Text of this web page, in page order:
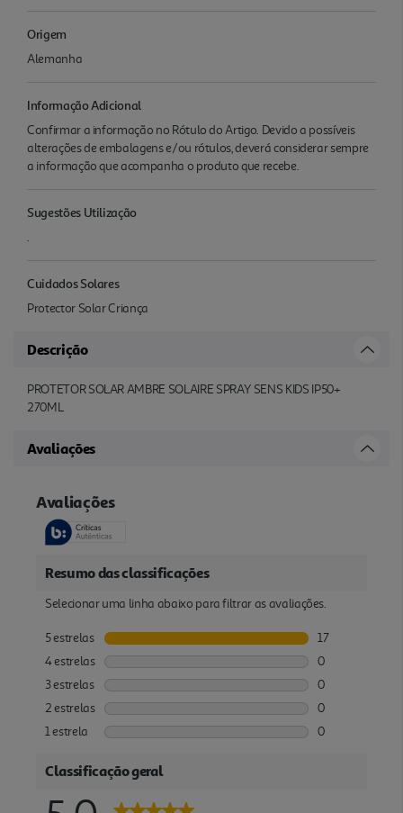
Origem
Alemanha
Informação Adicional
Confirmar a informação no Rótulo do Artigo. Devido a possíveis
alterações de embalagens e/ou rótulos, deverá considerar sempre
a informação que acompanha o produto que recebe.
Sugestões Utilização
.
Cuidados Solares
Protector Solar Criança
Descrição
PROTETOR SOLAR AMBRE SOLAIRE SPRAY SENS KIDS IP50+
270ML
Avaliações